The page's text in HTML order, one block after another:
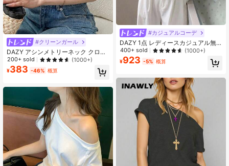
#クリーンガール
DAZY アシンメトリーネック クロッ
プドTシャツ、バックトゥースクール
プレッピーなトップス オフショル
200+ sold (1000+)
¥383 -46% 概算
#カジュアルコーデ
DAZY 1点 レディースカジュアル無
地オフショルダーTシャツ、汎用的な
デザイン
400+ sold (1000+)
¥923 -5% 概算